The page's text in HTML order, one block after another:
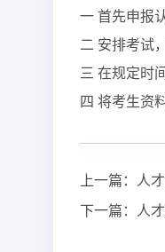
一 首先申报
二 安排考试
三 在规定时
四 将考生资
上一篇：
人
下一篇：
人